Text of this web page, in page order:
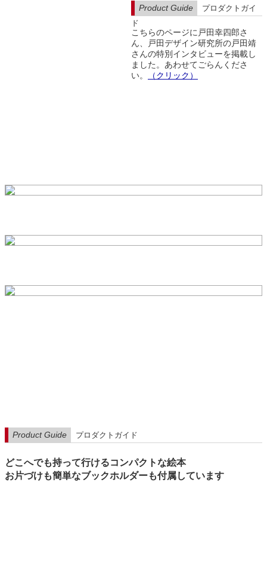
Product Guide
プロダクトガイ
ド
こちらのページに戸田幸四郎さ
ん、戸田デザイン研究所の戸田靖
さんの特別インタビューを掲載し
ました。あわせてごらんくださ
い。
（クリック）
Product Guide プロダクトガイド
どこへでも持って行けるコンパクトな絵本
お片づけも簡単なブックホルダーも付属しています